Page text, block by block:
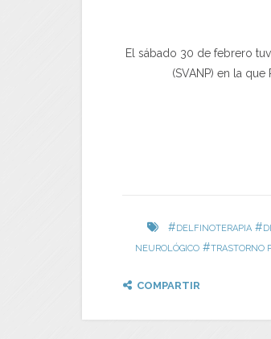
El sábado 30 de febrero
(SVANP) en la
#DELFINOTERAPIA#
NEUROLÓGICO#TRASTORNO
COMPARTIR